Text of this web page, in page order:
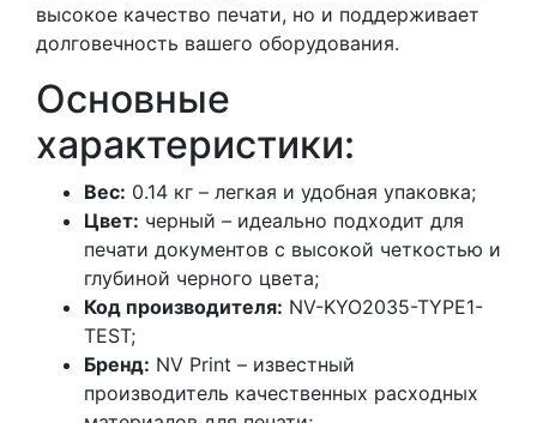
высокое качество печати, но и поддерживает
долговечность вашего оборудования.
Основные
характеристики:
Вес: 0.14 кг – легкая и удобная упаковка;
Цвет: черный – идеально подходит для
печати документов с высокой четкостью и
глубиной черного цвета;
Код производителя: NV-KYO2035-TYPE1-
TEST;
Бренд: NV Print – известный
производитель качественных расходных